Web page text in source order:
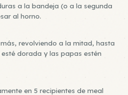
a la bandeja (o a la segunda
al horno.
revolviendo a la mitad, hasta
dorada y las papas estén
en 5 recipientes de meal